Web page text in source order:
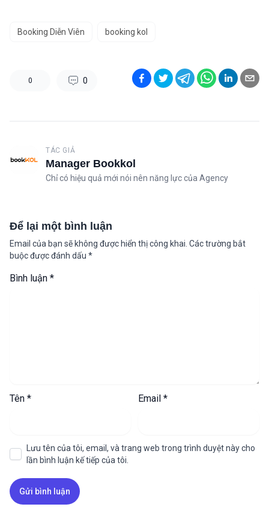
Booking Diễn Viên booking kol
0 0
TÁC GIẢ
Manager Bookkol
Chỉ có hiệu quả mới nói nên năng lực của Agency
Để lại một bình luận
Email của bạn sẽ không được hiển thị công khai. Các trường bắt
buộc được đánh dấu *
Bình luận *
Tên * Email *
Lưu tên của tôi, email, và trang web trong trình duyệt này cho
lần bình luận kế tiếp của tôi.